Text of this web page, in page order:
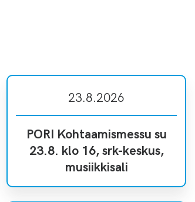
23.8.2026
PORI Kohtaamismessu su
23.8. klo 16, srk-keskus,
musiikkisali